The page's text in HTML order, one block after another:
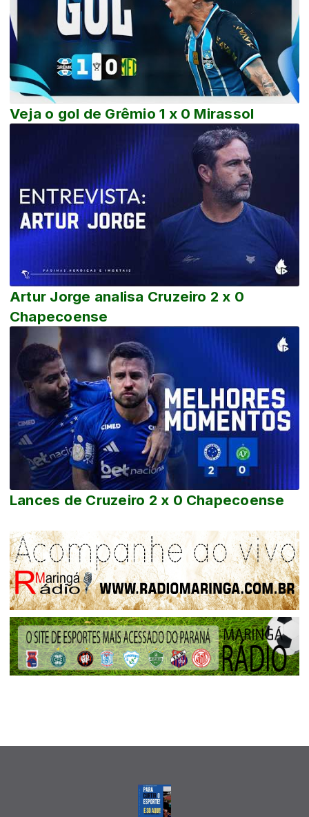
Veja o gol de Grêmio 1 x 0 Mirassol
Artur Jorge analisa Cruzeiro 2 x 0
Chapecoense
Lances de Cruzeiro 2 x 0 Chapecoense